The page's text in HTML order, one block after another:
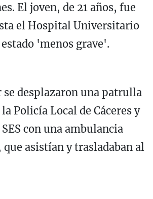
El joven, de 21 años, fue
el Hospital Universitario
estado 'menos grave'.
se desplazaron una patrulla
Policía Local de Cáceres y
con una ambulancia
asistían y trasladaban al